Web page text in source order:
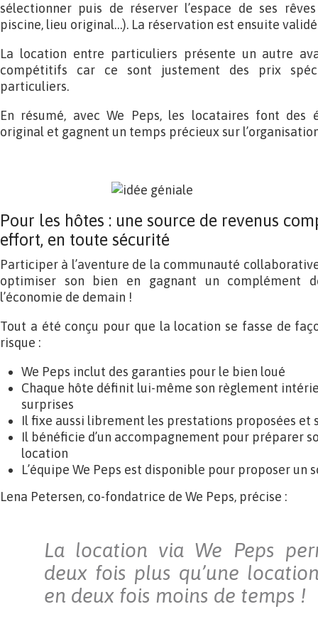
sélectionner puis de réserver l’espace de ses
piscine, lieu original…). La réservation est ensuite
La location entre particuliers présente un autre
compétitifs car ce sont justement des prix
particuliers.
En résumé, avec We Peps, les locataires font des
original et gagnent un temps précieux sur
Pour les hôtes : une source de revenus
effort, en toute sécurité
Participer à l’aventure de la communauté
optimiser son bien en gagnant un complément
l’économie de demain !
Tout a été conçu pour que la location se fasse de
risque :
We Peps inclut des garanties pour le bien loué
Chaque hôte définit lui-même son règlement
surprises
Il fixe aussi librement les prestations proposées et
Il bénéficie d’un accompagnement pour préparer
location
L’équipe We Peps est disponible pour proposer un
Lena Petersen, co-fondatrice de We Peps, précise :
La location via We Peps
deux fois plus qu’une
en deux fois moins de temps !